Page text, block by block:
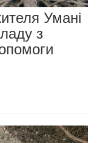
Умані
з